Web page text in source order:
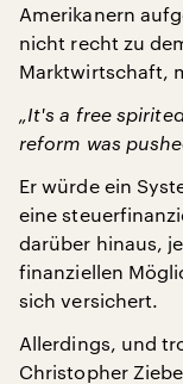
Amerikanern
nicht recht zu
Marktwirtschaft,
„It's a free
reform was
Er würde ein
eine
darüber hinaus,
finanziellen
sich versichert.
Allerdings, und
Christopher